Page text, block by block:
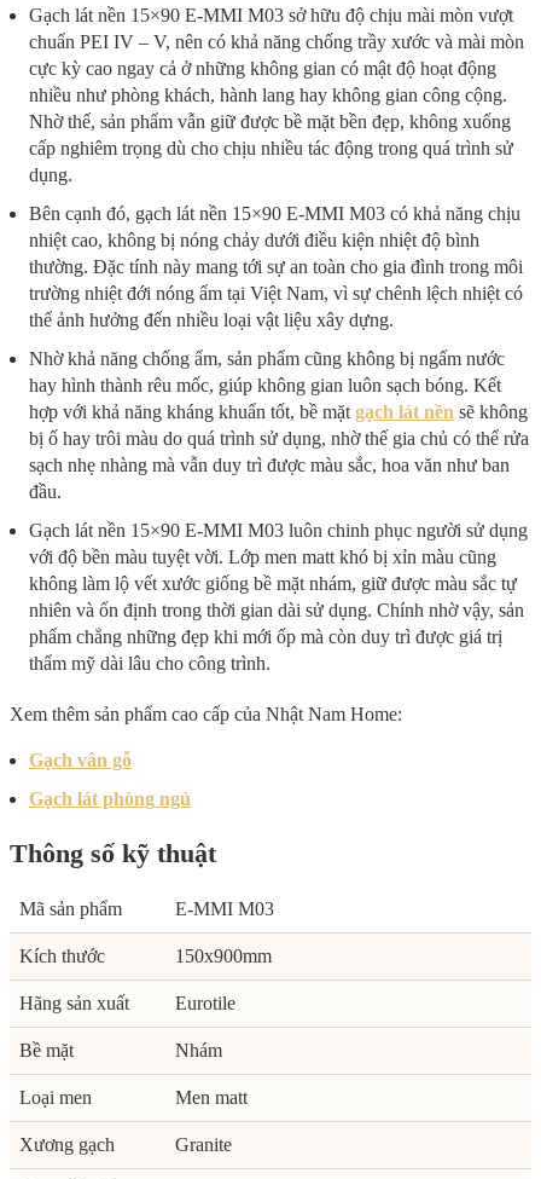
Gạch lát nền 15×90 E-MMI M03 sở hữu độ chịu mài mòn vượt
chuẩn PEI IV – V, nên có khả năng chống trầy xước và mài mòn
cực kỳ cao ngay cả ở những không gian có mật độ hoạt động
nhiều như phòng khách, hành lang hay không gian công cộng.
Nhờ thế, sản phẩm vẫn giữ được bề mặt bền đẹp, không xuống
cấp nghiêm trọng dù cho chịu nhiều tác động trong quá trình sử
dụng.
Bên cạnh đó, gạch lát nền 15×90 E-MMI M03 có khả năng chịu
nhiệt cao, không bị nóng chảy dưới điều kiện nhiệt độ bình
thường. Đặc tính này mang tới sự an toàn cho gia đình trong môi
trường nhiệt đới nóng ẩm tại Việt Nam, vì sự chênh lệch nhiệt có
thể ảnh hưởng đến nhiều loại vật liệu xây dựng.
Nhờ khả năng chống ẩm, sản phẩm cũng không bị ngấm nước
hay hình thành rêu mốc, giúp không gian luôn sạch bóng. Kết
hợp với khả năng kháng khuẩn tốt, bề mặt gạch lát nền sẽ không
bị ố hay trôi màu do quá trình sử dụng, nhờ thế gia chủ có thể rửa
sạch nhẹ nhàng mà vẫn duy trì được màu sắc, hoa văn như ban
đầu.
Gạch lát nền 15×90 E-MMI M03 luôn chinh phục người sử dụng
với độ bền màu tuyệt vời. Lớp men matt khó bị xỉn màu cũng
không làm lộ vết xước giống bề mặt nhám, giữ được màu sắc tự
nhiên và ổn định trong thời gian dài sử dụng. Chính nhờ vậy, sản
phẩm chẳng những đẹp khi mới ốp mà còn duy trì được giá trị
thẩm mỹ dài lâu cho công trình.
Xem thêm sản phẩm cao cấp của Nhật Nam Home:
Gạch vân gỗ
Gạch lát phòng ngủ
Thông số kỹ thuật
Mã sản phẩm E-MMI M03
Kích thước 150x900mm
Hãng sản xuất Eurotile
Bề mặt Nhám
Loại men Men matt
Xương gạch Granite